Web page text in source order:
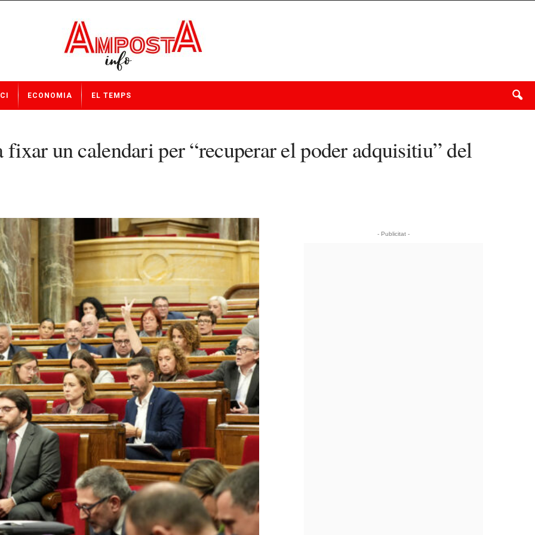
ECONOMIA EL TEMPS
un calendari per “recuperar el poder adquisitiu” del
- Publicitat -